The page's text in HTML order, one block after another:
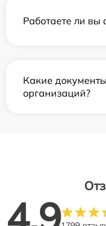
Работаете ли вы
Какие
организаций?